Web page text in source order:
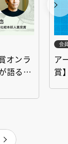
オンラ
語る
会
ア
賞